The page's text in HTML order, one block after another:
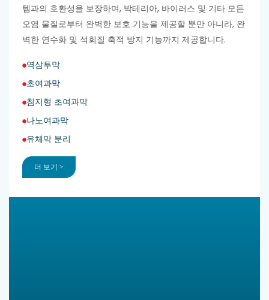
템과의 호환성을 보장하며, 박테리아, 바이러스 및 기타 모든
오염 물질로부터 완벽한 보호 기능을 제공할 뿐만 아니라, 완
벽한 연수화 및 석회질 축적 방지 기능까지 제공합니다.
역삼투막
초여과막
침지형 초여과막
나노여과막
유체막 분리
더 보기 >